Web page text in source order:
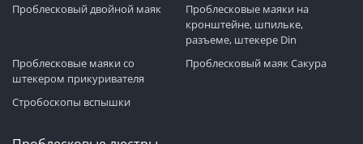
Проблесковый двойной маяк
Проблесковые маяки на
кронштейне, шпильке,
разъеме, штекере Din
Проблесковые маяки со
штекером прикуривателя
Проблесковый маяк Сакура
Стробоскопы вспышки